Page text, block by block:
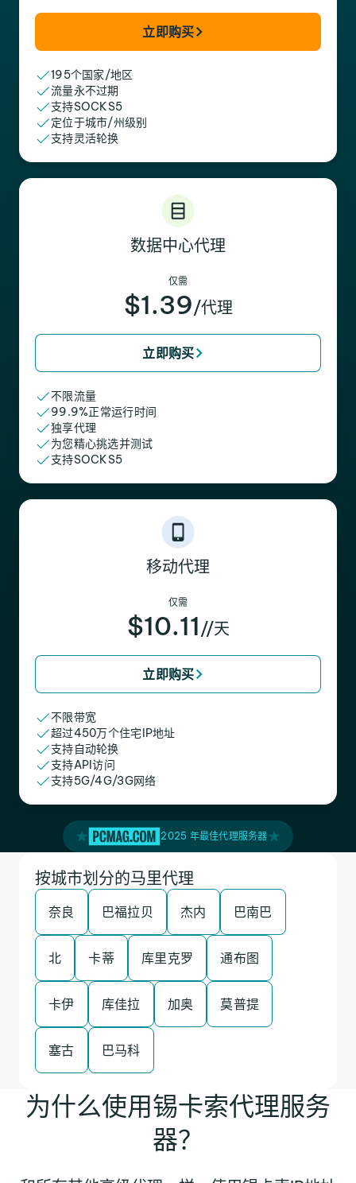
立即购买
195个国家/地区
流量永不过期
支持SOCKS5
定位于城市/州级别
支持灵活轮换
数据中心代理
仅需
$1.39/代理
立即购买
不限流量
99.9%正常运行时间
独享代理
为您精心挑选并测试
支持SOCKS5
移动代理
仅需
$10.11 //天
立即购买
不限带宽
超过450万个住宅IP地址
支持自动轮换
支持API访问
支持5G/4G/3G网络
2025 年最佳代理服务器
按城市划分的马里代理
奈良 巴福拉贝 杰内 巴南巴
北 卡蒂 库里克罗 通布图
卡伊 库佳拉 加奥 莫普提
塞古 巴马科
为什么使用锡卡索代理服务
器？